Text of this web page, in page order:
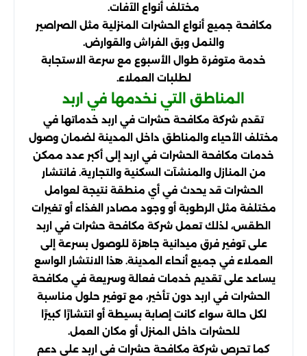
مختلف أنواع الآفات.
مكافحة جميع أنواع الحشرات المنزلية مثل الصراصير
والنمل وبق الفراش والقوارض.
خدمة متوفرة طوال الأسبوع مع سرعة الاستجابة
لطلبات العملاء.
المناطق التي نخدمها في اربد
تقدم شركة مكافحة حشرات في اربد خدماتها في
مختلف الأحياء والمناطق داخل المدينة لضمان وصول
خدمات مكافحة الحشرات في اربد إلى أكبر عدد ممكن
من المنازل والمنشآت السكنية والتجارية. فانتشار
الحشرات قد يحدث في أي منطقة نتيجة لعوامل
مختلفة مثل الرطوبة أو وجود مصادر الغذاء أو تغيرات
الطقس، لذلك تعمل شركة مكافحة حشرات في اربد
على توفير فرق ميدانية جاهزة للوصول بسرعة إلى
العملاء في جميع أنحاء المدينة. هذا الانتشار الواسع
يساعد على تقديم خدمات فعالة وسريعة في مكافحة
الحشرات في اربد دون تأخير، مع توفير حلول مناسبة
لكل حالة سواء كانت إصابة بسيطة أو انتشارًا كبيرًا
للحشرات داخل المنزل أو مكان العمل.
كما تحرص شركة مكافحة حشرات في اربد على دعم